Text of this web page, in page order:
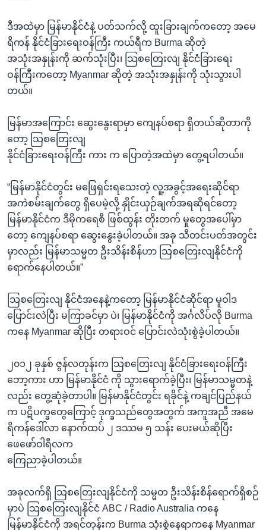
ဒီအထဲမှာ မြန်မာနိုင်ငံနဲ့ ပတ်သက်လို့ ထူးခြားချက်ကတော့ အမေ
ရိကန် နိုင်ငံခြားရေးဝန်ကြီး ကယ်ရီက Burma ဆိုတဲ့
အသုံးအနှုန်းကို ဆက်သုံးပြီး၊ သြစတြေးလျ နိုင်ငံခြားရေး
ဝန်ကြီးကတော့ Myanmar ဆိုတဲ့ အသုံးအနှုန်းကို သုံးသွားပါ
တယ်။
မြန်မာအကြောင်း ဆွေးနွေးရာမှာ ကျေနပ်စရာ ရှိတယ်ဆိုတာကို
တော့ သြစတြေးလျ
နိုင်ငံခြားရေးဝန်ကြီး ကား က ပြောတဲ့အထဲမှာ တွေ့ရပါတယ်။
“မြန်မာနိုင်ငံတွင်း မဖြေရှင်းရသေးတဲ့ လူ့အခွင့်အရေးဆိုင်ရာ
အကဲစမ်းချက်တွေ ရှိပေမဲ့လို့ နှိုင်းယှဉ်ချက်အရဆိုရင်တော့
မြန်မာနိုင်ငံက ဒီမိုကရေစီ ဖြစ်ထွန်း တိုးတက် မှုတွေအပေါ်မှာ
တော့ ကျေနပ်စရာ ဆွေးနွေးခဲ့ပါတယ်။ အခု သီတင်းပတ်အတွင်း
မှာလည်း မြန်မာသမ္မတ ဦးသိန်းစိန်ဟာ သြစတြေးလျနိုင်ငံကို
ရောက်နေပါတယ်။”
သြစတြေးလျ နိုင်ငံအနေနဲ့ကတော့ မြန်မာနိုင်ငံဆိုင်ရာ မူဝါဒ
ပြောင်းလဲပြီး မကြာခင်မှာ ပဲ၊ မြန်မာနိုင်ငံကို အင်္ဂလိပ်လို Burma
ကနေ Myanmar ဆိုပြီး တရားဝင် ပြောင်းလဲသုံးစွဲခဲ့ပါတယ်။
၂၀၁၂ ခုနှစ် ဇွန်လတုန်းက သြစတြေးလျ နိုင်ငံခြားရေးဝန်ကြီး
ဘော့ကား ဟာ မြန်မာနိုင်ငံ ကို သွားရောက်ခဲ့ပြီး၊ မြန်မာသမ္မတနဲ့
လည်း တွေ့ဆုံခဲ့တာပါ။ မြန်မာနိုင်ငံတွင်း ရခိုင်နဲ့ ကချင်ပြည်နယ်
က ပဋိပက္ခတွေကြောင့် ဒုက္ခသည်တွေအတွက် အကူအညီ အမေ
ရိကန်ဒေါ်လာ နောက်ထပ် ၂ ဒဿမ ၅ သန်း ပေးမယ်ဆိုပြီး
ဖေဖော်ဝါရီလက
ကြေညာခဲ့ပါတယ်။
အခုလက်ရှိ သြစတြေးလျနိုင်ငံကို သမ္မတ ဦးသိန်းစိန်ရောက်ရှိစဉ်
မှာပဲ သြစတြေးလျနိုင်ငံ ABC / Radio Australia ကနေ
မြန်မာနိုင်ငံကို အရင်တုန်းက Burma သုံးစွဲနေရာကနေ Myanmar